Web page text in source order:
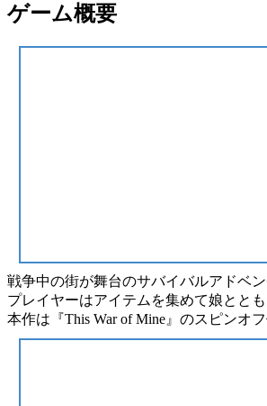
ゲーム概要
戦争中の街が舞台のサバイバルアドベ
プレイヤーはアイテムを集めて娘ととも
本作は 『This War of Mine』 のスピンオ